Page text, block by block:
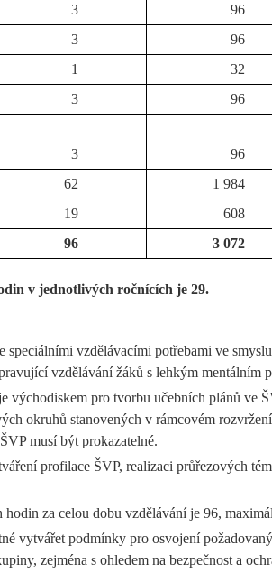
3
96
3
96
1
32
3
96
3
96
62
1 984
19
608
96 3 072
v jednotlivých ročnících je 29.
speciálními vzdělávacími potřebami ve
vzdělávání žáků s lehkým mentálním
východiskem pro tvorbu učebních plánů ve
okruhů stanovených v rámcovém
musí být prokazatelné.
profilace ŠVP, realizaci průřezových
za celou dobu vzdělávání je 96,
vytvářet podmínky pro osvojení
zejména s ohledem na bezpečnost a